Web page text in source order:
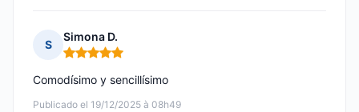
S
Simona D.
Nota: 5 de 5
Publicado el 19/12/2025 à 08h49
Comodísimo y sencillísimo